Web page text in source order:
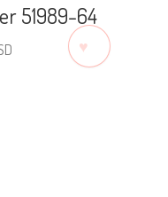
51989-64
6.990,00 RSD.